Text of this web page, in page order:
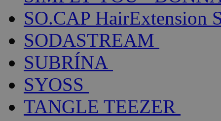
SO.CAP HairExtension
SODASTREAM
SUBRÍNA
SYOSS
TANGLE TEEZER